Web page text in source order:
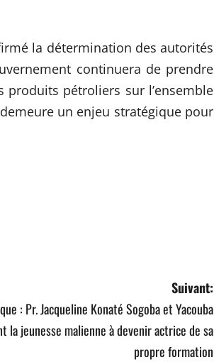
la détermination des autorités
continuera de prendre
pétroliers sur l’ensemble
un enjeu stratégique pour
Suivant:
: Pr. Jacqueline Konaté Sogoba et Yacouba
la jeunesse malienne à devenir actrice de sa
propre formation